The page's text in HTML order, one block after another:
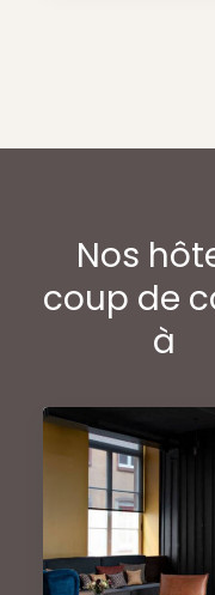
Nos
coup de
à